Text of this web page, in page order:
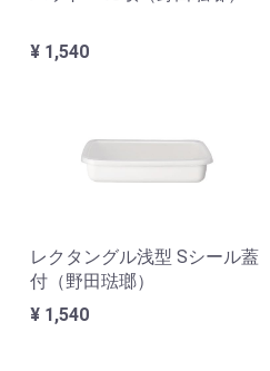
¥ 1,540
レクタングル浅型 Sシール蓋
付（野田琺瑯）
¥ 1,540